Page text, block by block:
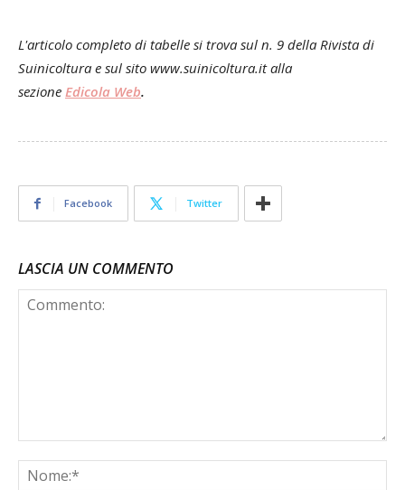
L'articolo completo di tabelle si trova sul n. 9 della Rivista di
Suinicoltura e sul sito www.suinicoltura.it alla
sezione Edicola Web.
Facebook Twitter
LASCIA UN COMMENTO